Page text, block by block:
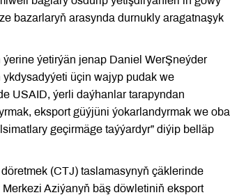
bazarlaryň arasynda durnukly aragatnaşyk
ýetirýän jenap Daniel WerŞneýder
üçin wajyp pudak we
USAID, ýerli daýhanlar tarapyndan
eksport güýjüni ýokarlandyrmak we oba
geçirmäge taýýardyr” diýip belläp
(CTJ) taslamasynyň çäklerinde
Aziýanyň bäş döwletiniň eksport